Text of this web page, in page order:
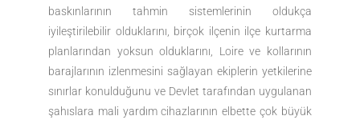
baskınlarının tahmin sistemlerinin oldukça
iyileştirilebilir olduklarını, birçok ilçenin ilçe kurtarma
planlarından yoksun olduklarını, Loire ve kollarının
barajlarının izlenmesini sağlayan ekiplerin yetkilerine
sınırlar konulduğunu ve Devlet tarafından uygulanan
şahıslara mali yardım cihazlarının elbette çok büyük